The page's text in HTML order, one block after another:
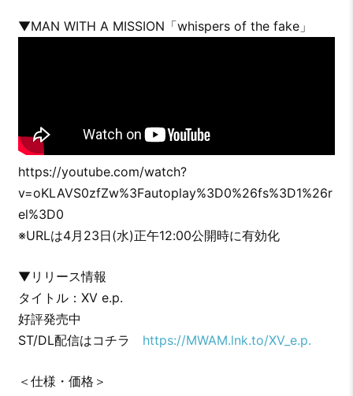
▼MAN WITH A MISSION「whispers of the fake」
https://youtube.com/watch?
v=oKLAVS0zfZw%3Fautoplay%3D0%26fs%3D1%26r
el%3D0
※URLは4月23日(水)正午12:00公開時に有効化
▼リリース情報
タイトル：XV e.p.
好評発売中
ST/DL配信はコチラ https://MWAM.lnk.to/XV_e.p.
＜仕様・価格＞